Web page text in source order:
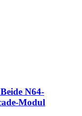
N64-
Modul